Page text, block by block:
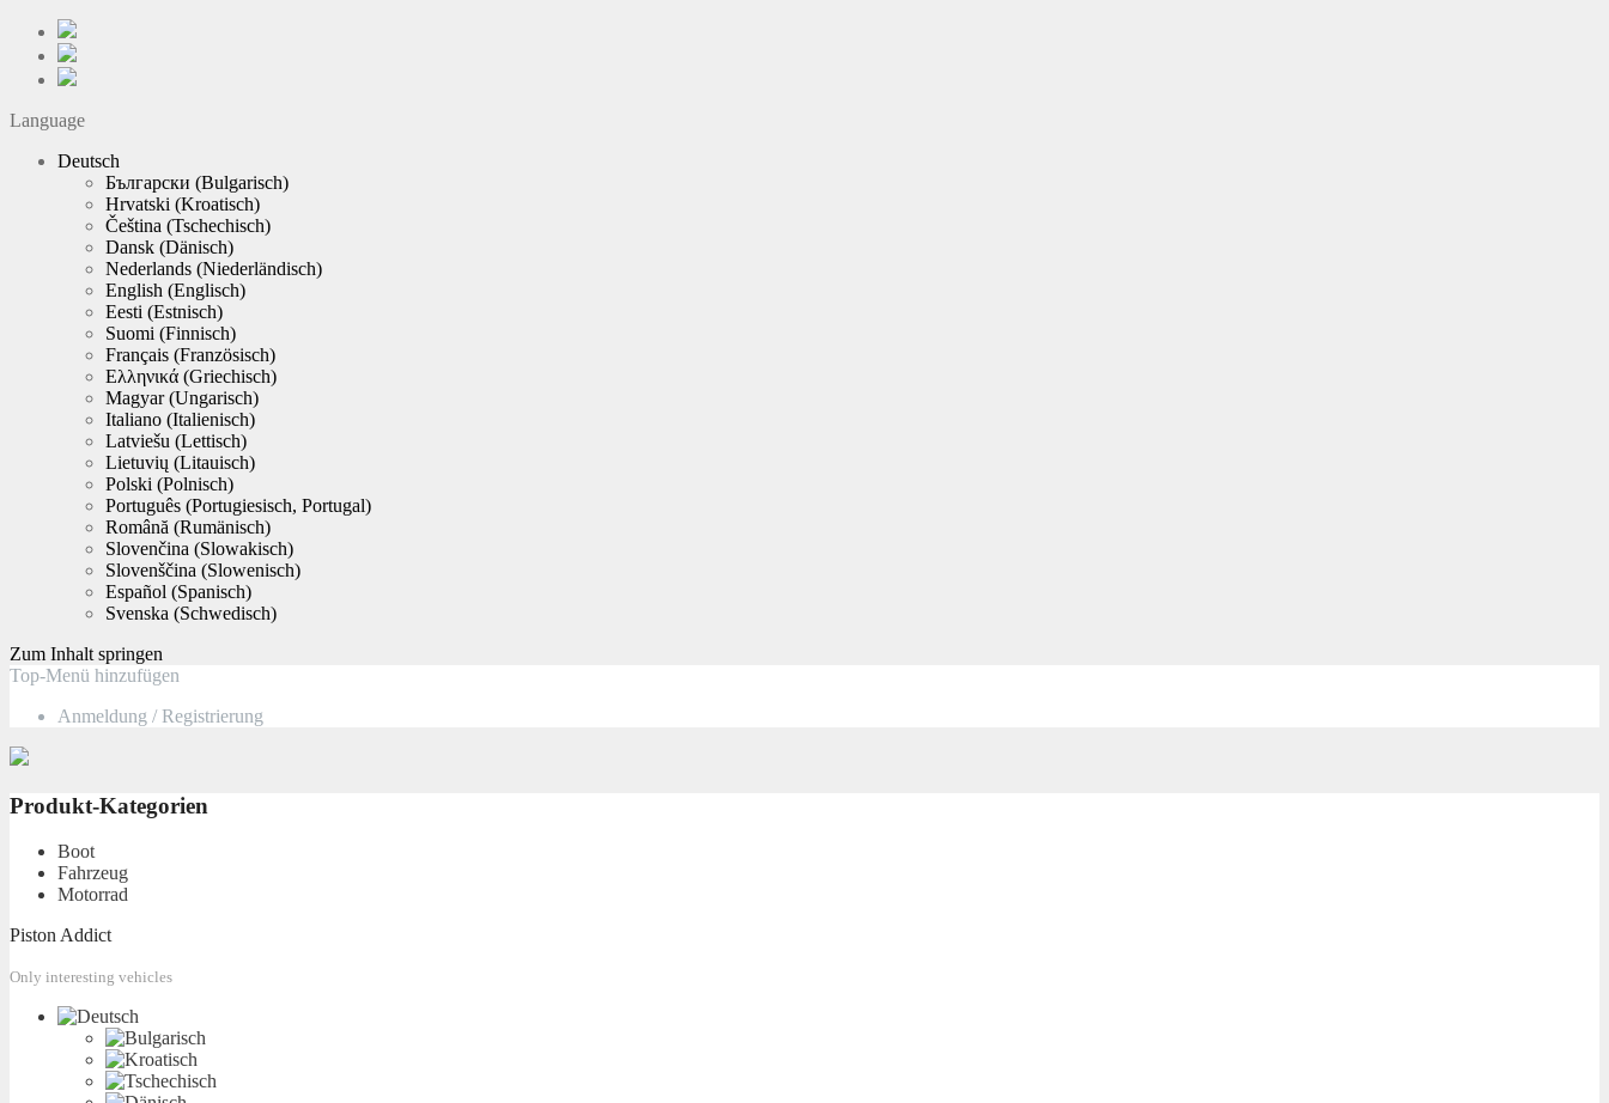
Language
Deutsch
Български (Bulgarisch)
Hrvatski (Kroatisch)
Čeština (Tschechisch)
Dansk (Dänisch)
Nederlands (Niederländisch)
English (Englisch)
Eesti (Estnisch)
Suomi (Finnisch)
Français (Französisch)
Ελληνικά (Griechisch)
Magyar(Ungarisch)
Italiano (Italienisch)
Latviešu (Lettisch)
Lietuvių (Litauisch)
Polski (Polnisch)
Português (Portugiesisch, Portugal)
Română (Rumänisch)
Slovenčina (Slowakisch)
Slovenščina (Slowenisch)
Español (Spanisch)
Svenska (Schwedisch)
Zum Inhalt springen
Top-Menü hinzufügen
Anmeldung / Registrierung
Produkt-Kategorien
Boot
Fahrzeug
Motorrad
Piston Addict
Only interesting vehicles